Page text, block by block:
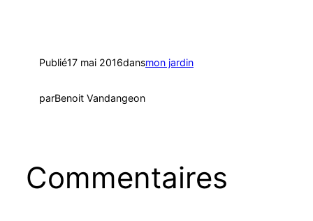
Publié17 mai 2016dansmon jardin
parBenoit Vandangeon
Commentaires